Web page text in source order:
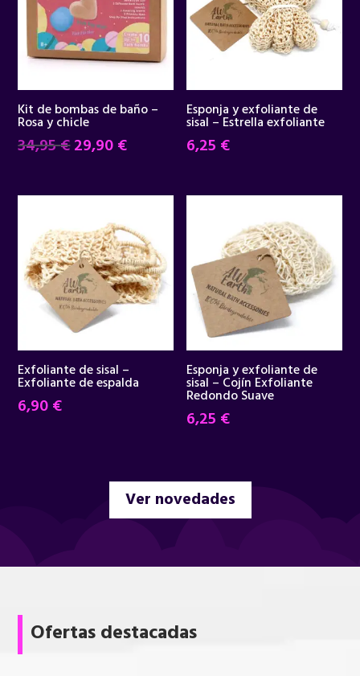
Kit de bombas de baño –
Rosa y chicle
34,95€El
34,95 €.
29,90€El
29,90 €.
Esponja y exfoliante de
sisal – Estrella exfoliante
6,25 €
Exfoliante de sisal –
Exfoliante de espalda
6,90€
Esponja y exfoliante de
sisal – Cojín Exfoliante
Redondo Suave
6,25 €
Ver novedades
Ofertas destacadas